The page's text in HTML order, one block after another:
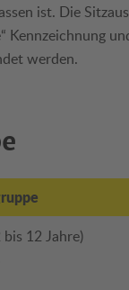
ist. Die
Kennzeichnung
werden.
12 Jahre)